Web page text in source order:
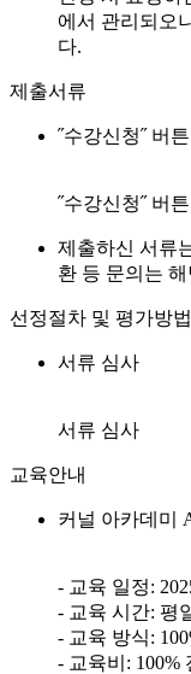
에서 관리되오
다.
제출서류
˝수강신청˝ 버
˝수강신청˝ 버
제출하신 서류
환 등 문의는
선정절차 및 평가방법
서류 심사
서류 심사
교육안내
커널 아카데미
- 교육 일정:
- 교육 시간: 평
- 교육 방식:
- 교육비: 100%